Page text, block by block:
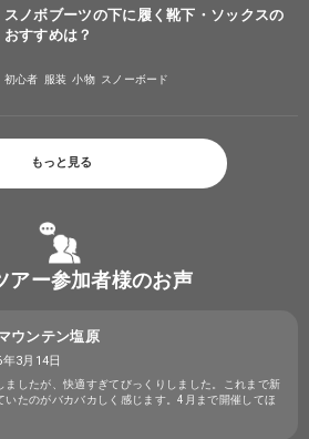
スノボブーツの下に履く靴下・ソックスの
おすすめは？
初心者 服装 小物 スノーボード
もっと見る
アー参加者様のお声
ウンテン塩原
3月14日
ましたが、快適すぎてびっくりしました。これまで新
いたのがバカバカしく感じます。4月まで開催してほ